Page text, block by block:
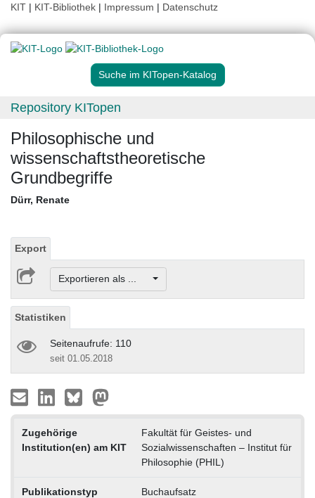
KIT | KIT-Bibliothek | Impressum | Datenschutz
Suche im KITopen-Katalog
Repository KITopen
Philosophische und
wissenschaftstheoretische
Grundbegriffe
Dürr, Renate
Export
Exportieren als ...
Statistiken
Seitenaufrufe: 110
seit 01.05.2018
Zugehörige
Institution(en) am KIT
Fakultät für Geistes- und
Sozialwissenschaften – Institut für
Philosophie (PHIL)
Publikationstyp Buchaufsatz